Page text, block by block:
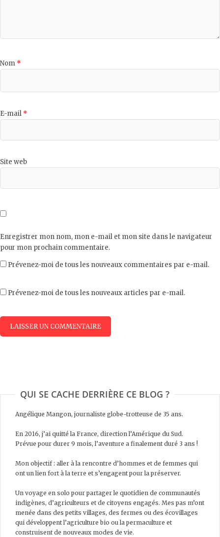
Nom *
E-mail *
Site web
Enregistrer mon nom, mon e-mail et mon site dans le navigateur
pour mon prochain commentaire.
Prévenez-moi de tous les nouveaux commentaires par e-mail.
Prévenez-moi de tous les nouveaux articles par e-mail.
QUI SE CACHE DERRIÈRE CE BLOG ?
Angélique Mangon, journaliste globe-trotteuse de 35 ans.
En 2016, j’ai quitté la France, direction l’Amérique du Sud.
Prévue pour durer 9 mois, l’aventure a finalement duré 3 ans !
Mon objectif : aller à la rencontre d’hommes et de femmes qui
ont un lien fort à la terre et s’engagent pour la préserver.
Un voyage en solo pour partager le quotidien de communautés
indigènes, d’agriculteurs et de citoyens engagés. Mes pas m’ont
menée dans des petits villages, des fermes ou des écovillages
qui développent l’agriculture bio ou la permaculture et
construisent de nouveaux modes de vie.